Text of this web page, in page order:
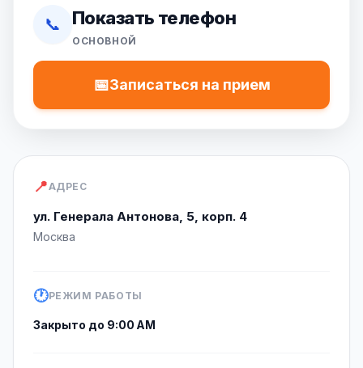
📞 Показать телефон
ОСНОВНОЙ
📅Записаться на прием
📍АДРЕС
ул. Генерала Антонова, 5, корп. 4
Москва
🕐РЕЖИМ РАБОТЫ
Закрыто до 9:00 AM